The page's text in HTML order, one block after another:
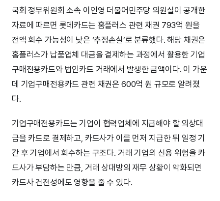
국회 정무위원회 소속 이인영 더불어민주당 의원실이 공개한
자료에 따르면 롯데카드는 홈플러스 관련 채권 793억 원을
전액 회수 가능성이 낮은 ‘추정손실’로 분류했다. 해당 채권은
홈플러스가 납품업체 대금을 결제하는 과정에서 활용한 기업
구매전용카드와 법인카드 거래에서 발생한 금액이다. 이 가운
데 기업구매전용카드 관련 채권은 600억 원 규모로 알려졌
다.
기업구매전용카드는 기업이 협력업체에 지급해야 할 외상대
금을 카드로 결제하고, 카드사가 이를 먼저 지급한 뒤 일정 기
간 후 기업에서 회수하는 구조다. 거래 기업의 신용 위험을 카
드사가 부담하는 만큼, 거래 상대방의 재무 상황이 악화되면
카드사 건전성에도 영향을 줄 수 있다.